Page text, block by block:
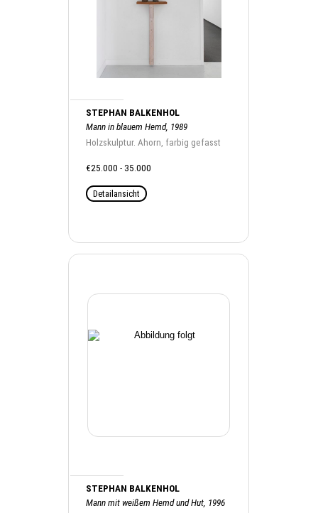
STEPHAN BALKENHOL
Mann in blauem Hemd, 1989
Holzskulptur. Ahorn, farbig gefasst
€25.000 - 35.000
Detailansicht
STEPHAN BALKENHOL
Mann mit weißem Hemd und Hut, 1996